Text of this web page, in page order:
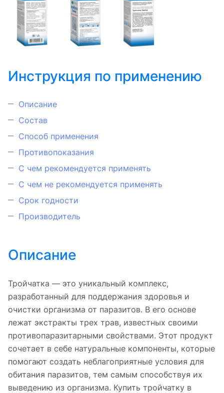
Инструкция по применению
Описание
Состав
Способ применения
Противопоказания
С чем рекомендуется применять
С чем не рекомендуется применять
Срок годности
Производитель
Описание
Тройчатка — это уникальный комплекс,
разработанный для поддержания здоровья и
очистки организма от паразитов. В его основе
лежат экстракты трех трав, известных своими
противопаразитарными свойствами. Этот продукт
сочетает в себе натуральные компоненты, которые
помогают создать неблагоприятные условия для
обитания паразитов, тем самым способствуя их
выведению из организма. Купить тройчатку в